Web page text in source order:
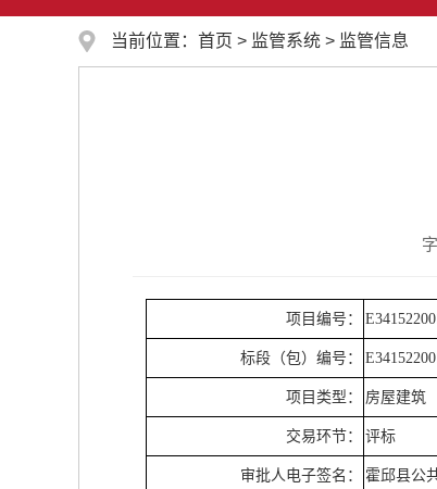
当前位置： 首页 > 监管系统 > 监管信息
项目编号：
标段（包）编号：
项目类型： 房屋建筑
交易环节： 评标
审批人电子签名： 霍邱县公